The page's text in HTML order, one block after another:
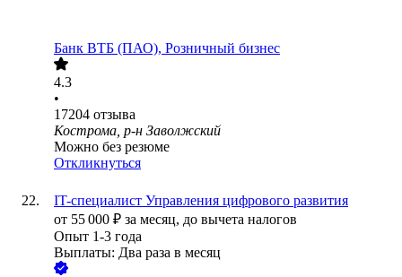
Банк ВТБ (ПАО), Розничный бизнес
4.3
•
17204 отзыва
Кострома, р-н Заволжский
Можно без резюме
Откликнуться
IT-специалист Управления цифрового развития
от 55 000 ₽ за месяц, до вычета налогов
Опыт 1-3 года
Выплаты: Два раза в месяц